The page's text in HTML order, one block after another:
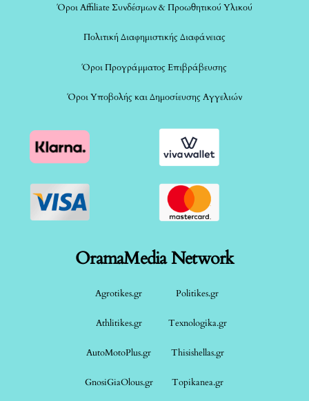
Όροι Affiliate Συνδέσμων & Προωθητικού Υλικού
Πολιτική Διαφημιστικής Διαφάνειας
Όροι Προγράμματος Επιβράβευσης
Όροι Υποβολής και Δημοσίευσης Αγγελιών
OramaMedia Network
Agrotikes.gr Politikes.gr
Athlitikes.gr Texnologika.gr
AutoMotoPlus.gr Thisishellas.gr
GnosiGiaOlous.gr Topikanea.gr